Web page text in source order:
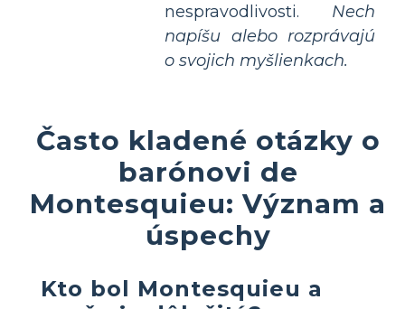
nespravodlivosti. Nech
napíšu alebo rozprávajú
o svojich myšlienkach.
Často kladené otázky o
barónovi de
Montesquieu: Význam a
úspechy
Kto bol Montesquieu a